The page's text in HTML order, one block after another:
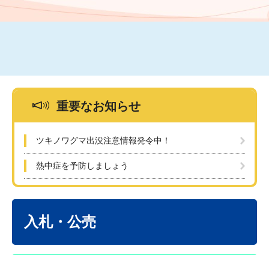
文
重要なお知らせ
ツキノワグマ出没注意情報発令中！
熱中症を予防しましょう
入札・公売